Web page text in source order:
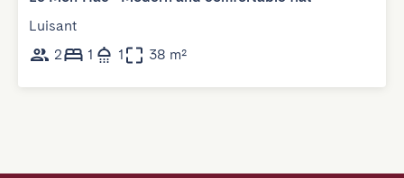
Luisant
2
1 1 38 m²